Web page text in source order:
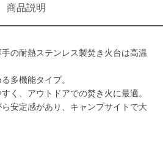
商品説明
の耐熱ステンレス製焚き火台は高温
多機能タイプ。
く、アウトドアでの焚き火に最適。
安定感があり、キャンプサイトで大